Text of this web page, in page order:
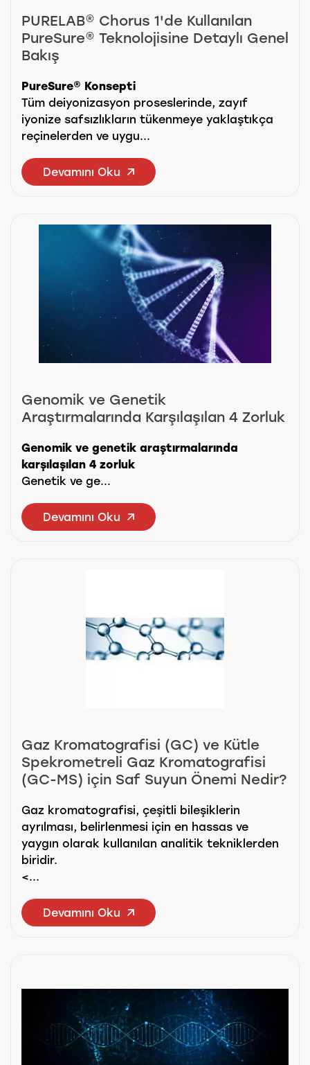
PURELAB® Chorus 1'de Kullanılan
PureSure® Teknolojisine Detaylı Genel
Bakış
PureSure® Konsepti
Tüm deiyonizasyon proseslerinde, zayıf
iyonize safsızlıkların tükenmeye yaklaştıkça
reçinelerden ve uygu...
Devamını Oku
Genomik ve Genetik
Araştırmalarında Karşılaşılan 4 Zorluk
Genomik ve genetik araştırmalarında
karşılaşılan 4 zorluk
Genetik ve ge...
Devamını Oku
Gaz Kromatografisi (GC) ve Kütle
Spekrometreli Gaz Kromatografisi
(GC-MS) için Saf Suyun Önemi Nedir?
Gaz kromatografisi, çeşitli bileşiklerin
ayrılması, belirlenmesi için en hassas ve
yaygın olarak kullanılan analitik tekniklerden
biridir.
<...
Devamını Oku